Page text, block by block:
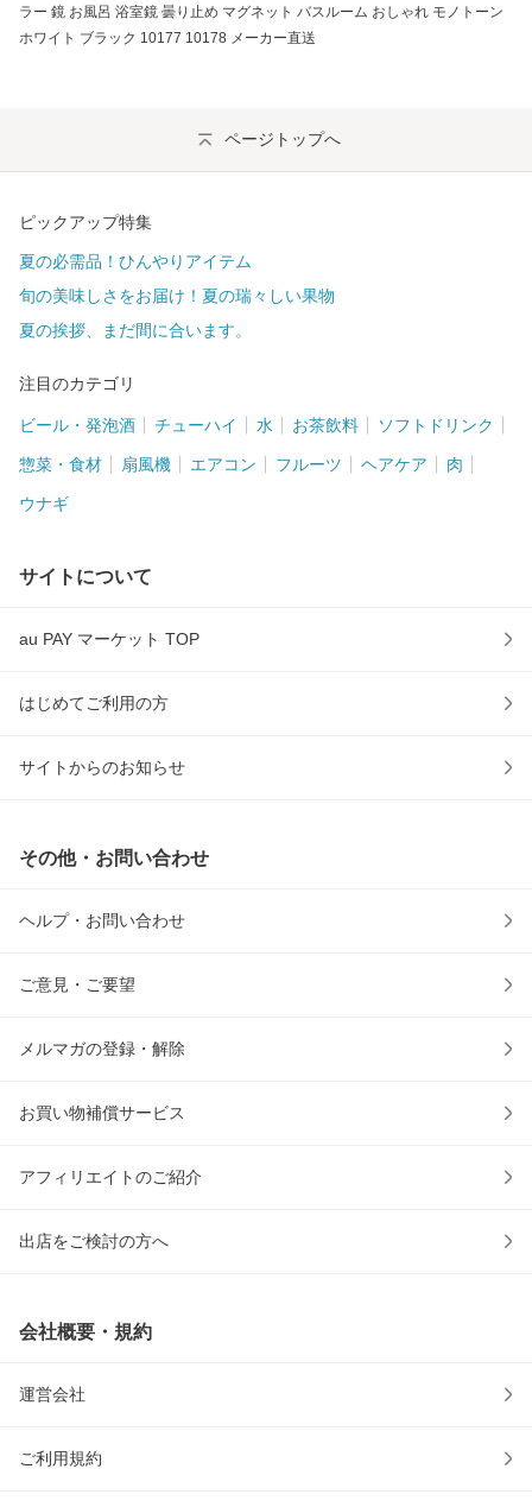
ラー 鏡 お風呂 浴室鏡 曇り止め マグネット バスルーム おしゃれ モノトーン
ホワイト ブラック 10177 10178 メーカー直送
ページトップへ
ピックアップ特集
夏の必需品！ひんやりアイテム
旬の美味しさをお届け！夏の瑞々しい果物
夏の挨拶、まだ間に合います。
注目のカテゴリ
ビール・発泡酒 チューハイ 水 お茶飲料 ソフトドリンク
惣菜・食材 扇風機 エアコン フルーツ ヘアケア 肉
ウナギ
サイトについて
au PAY マーケット TOP
はじめてご利用の方
サイトからのお知らせ
その他・お問い合わせ
ヘルプ・お問い合わせ
ご意見・ご要望
メルマガの登録・解除
お買い物補償サービス
アフィリエイトのご紹介
出店をご検討の方へ
会社概要・規約
運営会社
ご利用規約